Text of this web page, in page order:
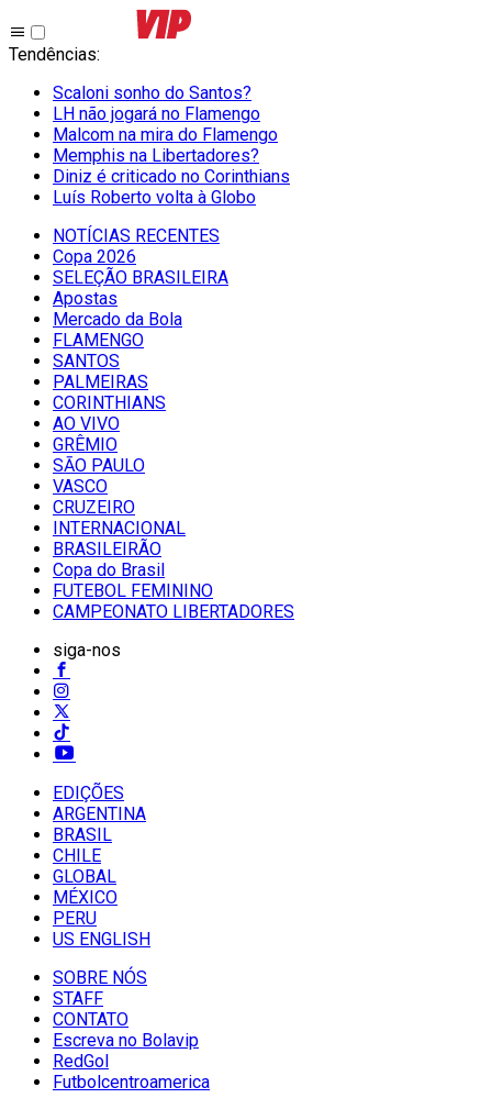
Tendências:
Scaloni sonho do Santos?
LH não jogará no Flamengo
Malcom na mira do Flamengo
Memphis na Libertadores?
Diniz é criticado no Corinthians
Luís Roberto volta à Globo
NOTÍCIAS RECENTES
Copa 2026
SELEÇÃO BRASILEIRA
Apostas
Mercado da Bola
FLAMENGO
SANTOS
PALMEIRAS
CORINTHIANS
AO VIVO
GRÊMIO
SĀO PAULO
VASCO
CRUZEIRO
INTERNACIONAL
BRASILEIRÃO
Copa do Brasil
FUTEBOL FEMININO
CAMPEONATO LIBERTADORES
siga-nos
EDIÇÕES
ARGENTINA
BRASIL
CHILE
GLOBAL
MÉXICO
PERU
US ENGLISH
SOBRE NÓS
STAFF
CONTATO
Escreva no Bolavip
RedGol
Futbolcentroamerica